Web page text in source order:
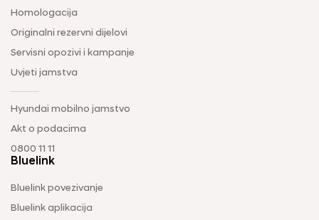
Homologacija
Originalni rezervni dijelovi
Servisni opozivi i kampanje
Uvjeti jamstva
Hyundai mobilno jamstvo
Akt o podacima
0800 11 11
Bluelink
Bluelink povezivanje
Bluelink aplikacija